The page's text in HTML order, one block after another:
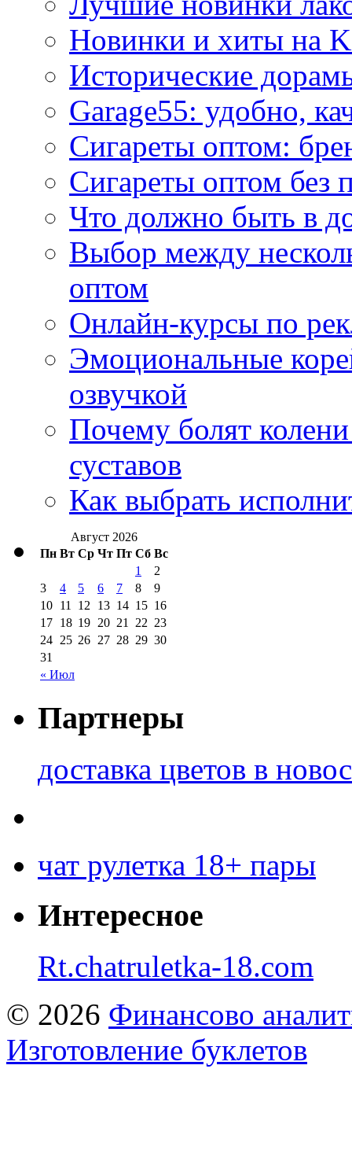
Новинки и хиты на
Исторические
Garage55: удобно,
Сигареты оптом:
Сигареты оптом без
Что должно быть в
Выбор между
оптом
Онлайн-курсы по
Эмоциональные
озвучкой
Почему болят
суставов
Как выбрать
Август 2026
Пн Вт Ср Чт Пт Сб Вс
« Июл
1
2
3
4 5 6 7 8
9
10 11 12 13 14 15 16
17 18 19 20 21 22 23
24 25 26 27 28 29 30
31
Партнеры
доставка цветов в
чат рулетка 18+ пары
Интересное
Rt.chatruletka-18.com
© 2026 Финансово
Изготовление буклетов